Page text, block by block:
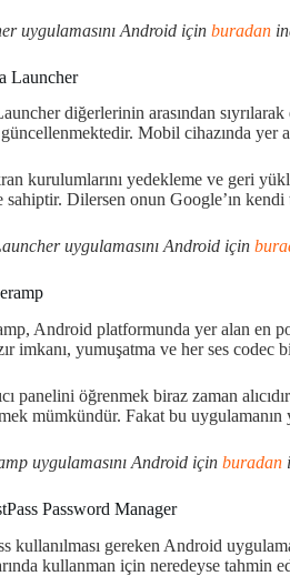
uygulamasını Android için buradan
Launcher
diğerlerinin arasından
Mobil cihazında yer
kurulumlarını yedekleme ve geri
sahiptir. Dilersen onun Google’ın
uygulamasını Android için
Android platformunda yer alan en
imkanı, yumuşatma ve her ses
panelini öğrenmek biraz zaman
mümkündür. Fakat bu uygulamanın
uygulamasını Android için buradan
Password Manager
kullanılması gereken Android
kullanman için neredeyse tahmin